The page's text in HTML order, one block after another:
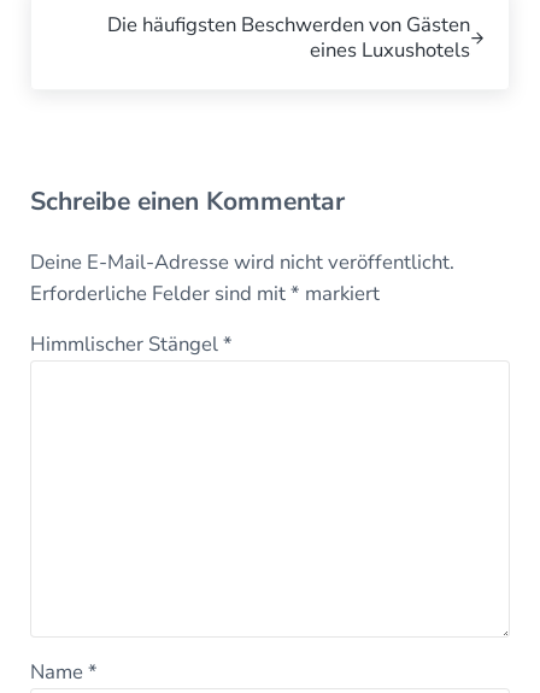
Die häufigsten Beschwerden von Gästen
eines Luxushotels
Schreibe einen Kommentar
Deine E-Mail-Adresse wird nicht veröffentlicht.
Erforderliche Felder sind mit* markiert
Himmlischer Stängel*
Name*